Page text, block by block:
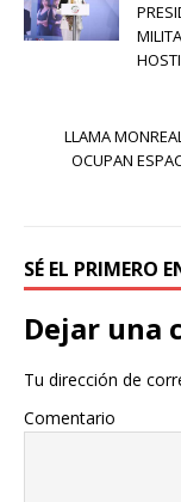
LLAMA
OCUPAN
SÉ EL PRIMERO
Dejar una
Tu dirección de
Comentario